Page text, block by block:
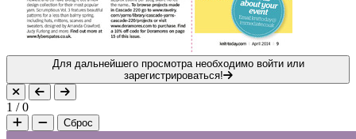
Для дальнейшего просмотра необходимо войти или
зарегистрироваться!
1 /0
Сброс